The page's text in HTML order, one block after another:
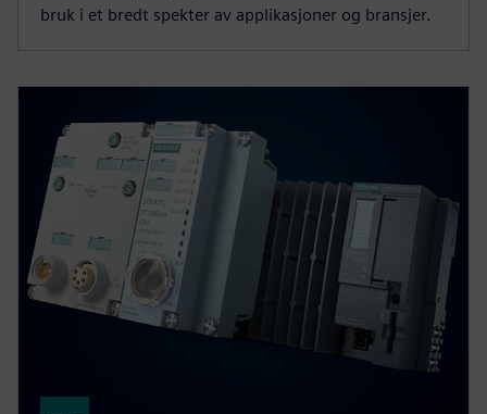
bruk i et bredt spekter av applikasjoner og bransjer.